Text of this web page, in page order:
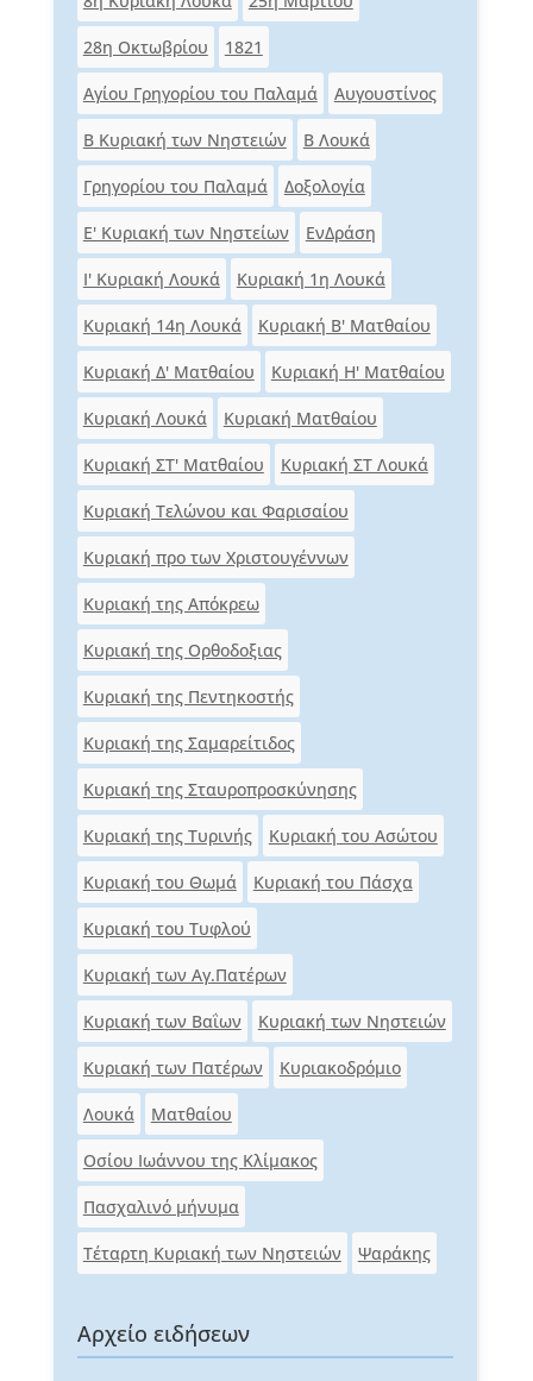
28η Οκτωβρίου 1821
Αγίου Γρηγορίου του Παλαμά Αυγουστίνος
Β Κυριακή των Νηστειών Β Λουκά
Γρηγορίου του Παλαμά Δοξολογία
Ε' Κυριακή των Νηστείων ΕνΔράση
Ι' Κυριακή Λουκά Κυριακή 1η Λουκά
Κυριακή 14η Λουκά Κυριακή Β' Ματθαίου
Κυριακή Δ' Ματθαίου Κυριακή Η' Ματθαίου
Κυριακή Λουκά Κυριακή Ματθαίου
Κυριακή ΣΤ' Ματθαίου Κυριακή ΣΤ Λουκά
Κυριακή Τελώνου και Φαρισαίου
Κυριακή προ των Χριστουγέννων
Κυριακή της Απόκρεω
Κυριακή της Ορθοδοξιας
Κυριακή της Πεντηκοστής
Κυριακή της Σαμαρείτιδος
Κυριακή της Σταυροπροσκύνησης
Κυριακή της Τυρινής Κυριακή του Ασώτου
Κυριακή του Θωμά Κυριακή του Πάσχα
Κυριακή του Τυφλού
Κυριακή των Αγ.Πατέρων
Κυριακή των Βαΐων Κυριακή των Νηστειών
Κυριακή των Πατέρων Κυριακοδρόμιο
Λουκά Ματθαίου
Οσίου Ιωάννου της Κλίμακος
Πασχαλινό μήνυμα
Τέταρτη Κυριακή των Νηστειών Ψαράκης
Αρχείο ειδήσεων